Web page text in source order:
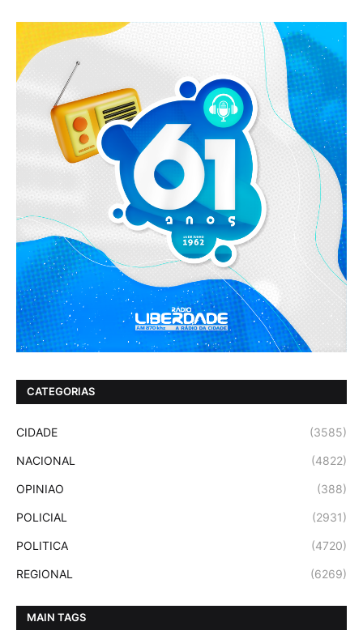
CATEGORIAS
CIDADE (3585)
NACIONAL (4822)
OPINIAO (388)
POLICIAL (2931)
POLITICA (4720)
REGIONAL (6269)
MAIN TAGS